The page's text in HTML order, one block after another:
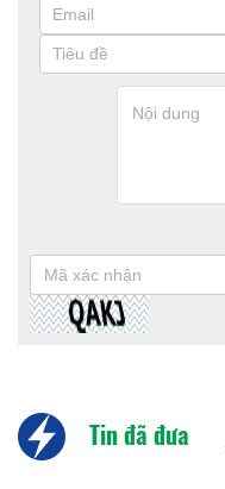
Tin đã đưa